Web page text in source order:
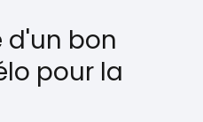
d'un bon
pour la